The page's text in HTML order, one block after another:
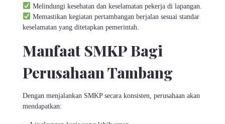
Melindungi kesehatan dan keselamatan pekerja di lapangan.
Memastikan kegiatan pertambangan berjalan sesuai standar
keselamatan yang ditetapkan pemerintah.
Manfaat SMKP Bagi
Perusahaan Tambang
Dengan menjalankan SMKP secara konsisten, perusahaan akan
mendapatkan: